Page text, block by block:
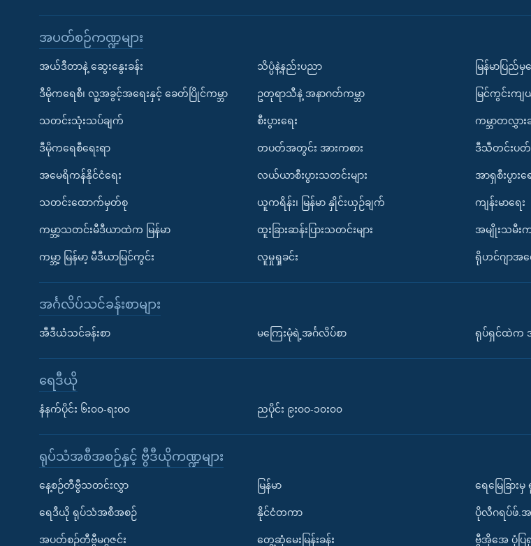
အပတ်စဉ်ကဏ္ဍများ
အယ်ဒီတာနဲ့ ဆွေးနွေးခန်း
ဒီမိုကရေစီ၊ လူ့အခွင့်အရေးနှင့် ခေတ်ပြိုင်ကမ္ဘာ
သတင်းသုံးသပ်ချက်
ဒီမိုကရေစီရေးရာ
အမေရိကန်နိုင်ငံရေး
သတင်းထောက်မှတ်စု
ကမ္ဘာ့သတင်းမီဒီယာထဲက မြန်မာ
ကမ္ဘာ့ မြန်မာ့ မီဒီယာမြင်ကွင်း
သိပ္ပံနဲ့နည်းပညာ
ဥတုရာသီနဲ့ အနာဂတ်ကမ္ဘာ
စီးပွားရေး
တပတ်အတွင်း အားကစား
လယ်ယာစီးပွားသတင်းများ
ယူကရိန်း၊ မြန်မာ နှိုင်းယှဉ်ချက်
ထူးခြားဆန်းပြားသတင်းများ
လူမှုရှုခင်း
မြန်မာပြည်မှ
မြင်ကွင်းကျ
ကမ္ဘာတလွှား
ဒီသီတင်းပတ်
အာရှစီးပွားရ
ကျန်းမာရေး
အမျိုးသမီး
ရိုဟင်ဂျာအရ
အင်္ဂလိပ်သင်ခန်းစာများ
အီဒီယံသင်ခန်းစာ မကြေးမုံရဲ့အင်္ဂလိပ်စာ ရုပ်ရှင်ထဲက
ရေဒီယို
နံနက်ပိုင်း ၆း၀၀-ရး၀၀ ညပိုင်း ၉း၀၀-၁၀း၀၀
ရုပ်သံအစီအစဉ်နှင့် ဗွီဒီယိုကဏ္ဍများ
နေ့စဉ်တီဗွီသတင်းလွှာ
ရေဒီယို ရုပ်သံအစီအစဉ်
အပတ်စဉ်တီဗွီမဂ္ဂဇင်း
မြန်မာ
နိုင်ငံတကာ
တွေ့ဆုံမေးမြန်းခန်း
ရေမြေခြား
ပိုလီဂရပ်ဖ်.
ဗွီအိုအေ ပုံပြ